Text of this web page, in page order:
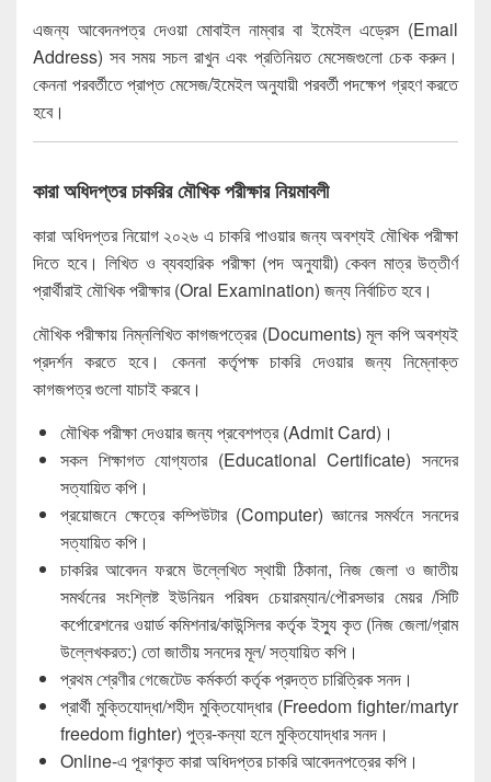
এজন্য আবেদনপত্র দেওয়া মোবাইল নাম্বার বা ইমেইল এড্রেস (Email
Address) সব সময় সচল রাখুন এবং প্রতিনিয়ত মেসেজগুলো চেক করুন।
কেননা পরবর্তীতে প্রাপ্ত মেসেজ/ইমেইল অনুযায়ী পরবর্তী পদক্ষেপ গ্রহণ করতে
হবে।
কারা অধিদপ্তর চাকরির মৌখিক পরীক্ষার নিয়মাবলী
কারা অধিদপ্তর নিয়োগ ২০২৬ এ চাকরি পাওয়ার জন্য অবশ্যই মৌখিক পরীক্ষা
দিতে হবে। লিখিত ও ব্যবহারিক পরীক্ষা (পদ অনুযায়ী) কেবল মাত্র উত্তীর্ণ
প্রার্থীরাই মৌখিক পরীক্ষার (Oral Examination) জন্য নির্বাচিত হবে।
মৌখিক পরীক্ষায় নিম্নলিখিত কাগজপত্রের (Documents) মূল কপি অবশ্যই
প্রদর্শন করতে হবে। কেননা কর্তৃপক্ষ চাকরি দেওয়ার জন্য নিম্নোক্ত
কাগজপত্র গুলো যাচাই করবে।
মৌখিক পরীক্ষা দেওয়ার জন্য প্রবেশপত্র (Admit Card)।
সকল শিক্ষাগত যোগ্যতার (Educational Certificate) সনদের
সত্যায়িত কপি।
প্রয়োজনে ক্ষেত্রে কম্পিউটার (Computer) জ্ঞানের সমর্থনে সনদের
সত্যায়িত কপি।
চাকরির আবেদন ফরমে উল্লেখিত স্থায়ী ঠিকানা, নিজ জেলা ও জাতীয়
সমর্থনের সংশ্লিষ্ট ইউনিয়ন পরিষদ চেয়ারম্যান/পৌরসভার মেয়র /সিটি
কর্পোরেশনের ওয়ার্ড কমিশনার/কাউন্সিলর কর্তৃক ইস্যু কৃত (নিজ জেলা/গ্রাম
উল্লেখকরত:) তো জাতীয় সনদের মূল/ সত্যায়িত কপি।
প্রথম শ্রেণীর গেজেটেড কর্মকর্তা কর্তৃক প্রদত্ত চারিত্রিক সনদ।
প্রার্থী মুক্তিযোদ্ধা/শহীদ মুক্তিযোদ্ধার (Freedom fighter/martyr
freedom fighter) পুত্র-কন্যা হলে মুক্তিযোদ্ধার সনদ।
Online-এ পূরণকৃত কারা অধিদপ্তর চাকরি আবেদনপত্রের কপি।